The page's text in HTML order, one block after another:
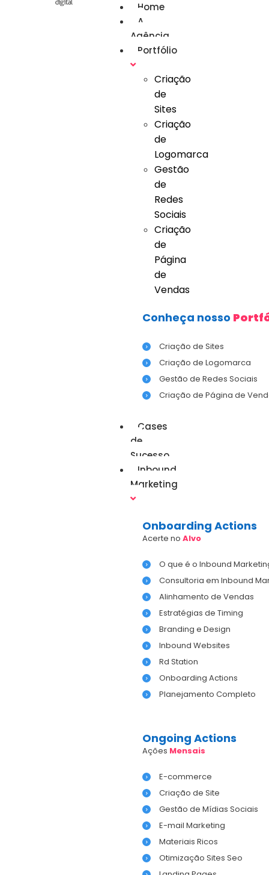
Home
A
Agência
Portfólio
Criação
de
Sites
Criação
de
Logomarca
Gestão
de
Redes
Sociais
Criação
de
Página
de
Vendas
Conheça nosso
Criação de Sites
Criação de Logomarca
Gestão de Redes Sociais
Criação de Página de
Cases
de
Sucesso
Inbound
Marketing
Onboarding Actions
Acerte noAlvo
O que é o Inbound
Consultoria em Inbound
Alinhamento de Vendas
Estratégias de Timing
Branding e Design
Inbound Websites
Rd Station
Onboarding Actions
Planejamento Completo
Ongoing Actions
Ações Mensais
E-commerce
Criação de Site
Gestão de Mídias Sociais
E-mail Marketing
Materiais Ricos
Otimização Sites Seo